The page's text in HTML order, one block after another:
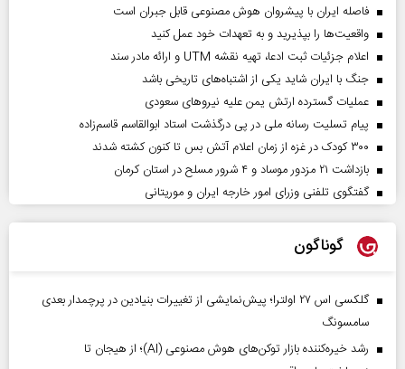
فاصله ایران با پیشرو‌ان هوش مصنوعی قابل جبران است
واقعیت‌ها را بپذیرید و به تعهدات خود عمل کنید
اعلام جزئیات ثبت ادعا، تهیه نقشه UTM و ارائه مادر سند
جنگ با ایران شاید یکی از اشتباه‌های تاریخی باشد
عملیات گسترده ارتش یمن علیه نیروهای سعودی
پیام تسلیت رسانه ملی در پی درگذشت استاد ابوالقاسم قاسم‌زاده
۳۰۰ کودک در غزه از زمان اعلام آتش بس تا کنون کشته شدند
بازداشت ۲۱ مزدور موساد و ۴ شرور مسلح در استان کرمان
گفتگوی تلفنی وزرای امور خارجه ایران و موریتانی
گوناگون
گلکسی اس ۲۷ اولترا؛ پیش‌نمایشی از تغییرات بنیادین در پرچمدار بعدی
سامسونگ
رشد خیره‌کننده بازار توکن‌های هوش مصنوعی (AI)؛ از هیجان تا